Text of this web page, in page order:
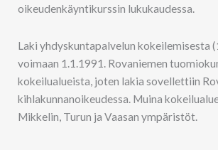
oikeudenkäyntikurssin lukukaudessa.
Laki yhdyskuntapalvelun kokeilemisesta
voimaan 1.1.1991. Rovaniemen
kokeilualueista, joten lakia sovellettiin
kihlakunnanoikeudessa. Muina
Mikkelin, Turun ja Vaasan ympäristöt.